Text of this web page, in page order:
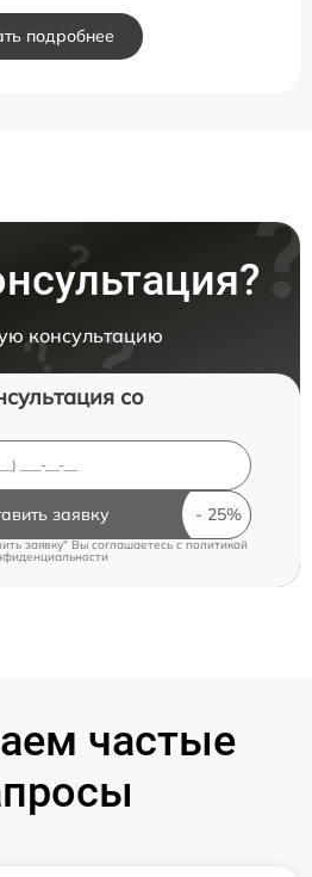
подробнее
консультацию
со
заявку
заявку" Вы соглашаетесь cполитикой
частые